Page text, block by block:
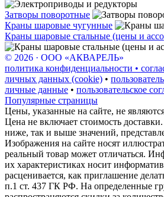
Затворы поворотные
Краны шаровые чугунные
Краны шаровые стальные (цены и
© 2026 · ООО «АКВАРЕЛЬ»
политика конфиденциальности •
личных данных (cookie) •
личные данные • пользовательское
Популярные страницы
Цены, указанные на сайте, не
Цена не включает стоимость
ниже, так и выше значений,
Изображения на сайте носят
реальный товар может отличаться.
их характеристиках носит
расценивается, как приглашение
п.1 ст. 437 ГК РФ. На определенные